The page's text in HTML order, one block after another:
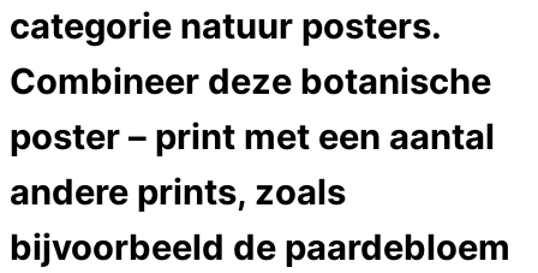
categorie natuur posters.
Combineer deze botanische
poster – print met een aantal
andere prints, zoals
bijvoorbeeld de paardebloem